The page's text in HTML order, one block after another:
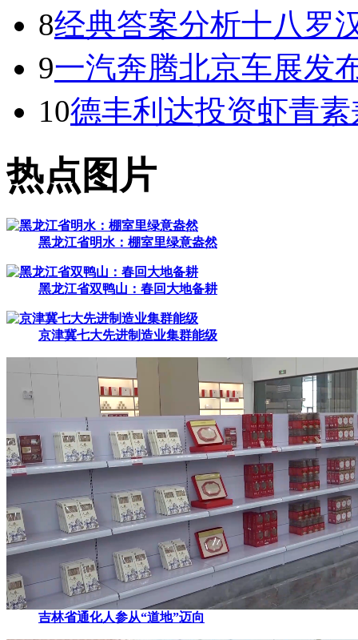
8经典答案分析十八罗
9一汽奔腾北京车展发
10德丰利达投资虾青
热点图片
黑龙江省明水：棚室里绿意盎然
黑龙江省双鸭山：春回大地备耕
京津冀七大先进制造业集群能级
吉林省通化人参从“道地”迈向